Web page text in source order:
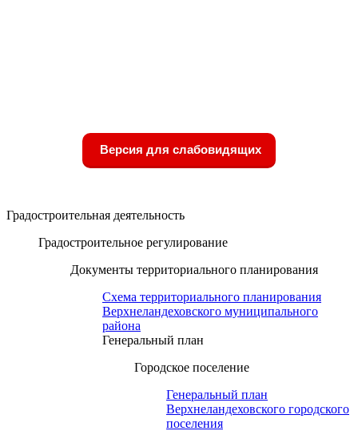
Версия для слабовидящих
Градостроительная деятельность
Градостроительное регулирование
Документы территориального планирования
Схема территориального планирования
Верхнеландеховского муниципального
района
Генеральный план
Городское поселение
Генеральный план
Верхнеландеховского городского
поселения